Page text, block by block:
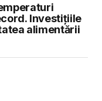
Investițiile
alimentării